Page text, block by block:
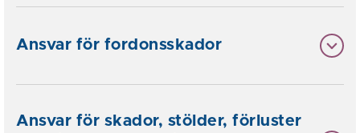
Ansvar för fordonsskador
Ansvar för skador, stölder, förluster